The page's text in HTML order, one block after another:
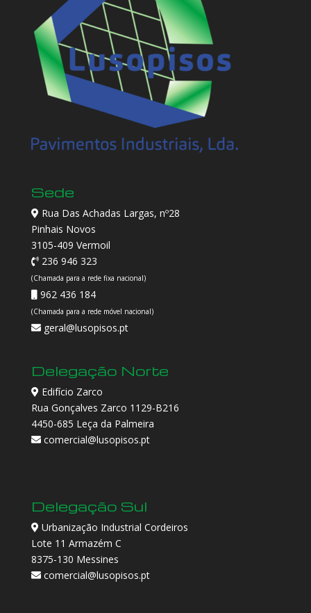
Sede
Rua Das Achadas Largas, nº28
Pinhais Novos
3105-409 Vermoil
236 946 323
(Chamada para a rede fixa nacional)
962 436 184
(Chamada para a rede móvel nacional)
geral@lusopisos.pt
Delegação Norte
Edifício Zarco
Rua Gonçalves Zarco 1129-B216
4450-685 Leça da Palmeira
comercial@lusopisos.pt
Delegação Sul
Urbanização Industrial Cordeiros
Lote 11 Armazém C
8375-130 Messines
comercial@lusopisos.pt